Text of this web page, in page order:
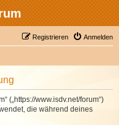
Anmelden
Registrieren
(„https://www.isdv.net/forum“)
die während deines